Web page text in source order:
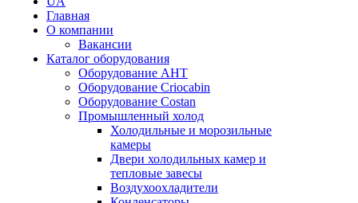
Главная
О компании
Вакансии
Каталог оборудования
Оборудование AHT
Оборудование Criocabin
Оборудование Costan
Промышленный холод
Холодильные и морозильные
камеры
Двери холодильных камер и
тепловые завесы
Воздухоохладители